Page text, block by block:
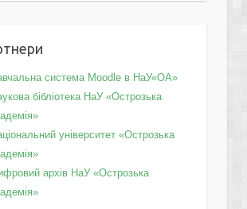
система Moodle в НаУ«ОА»
бібліотека НаУ «Острозька
університет «Острозька
архів НаУ «Острозька